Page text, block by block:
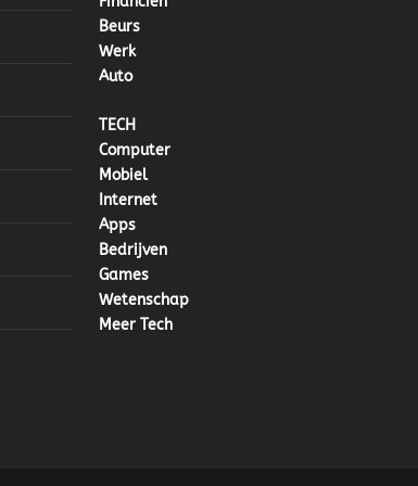
Beurs
Werk
Auto
TECH
Computer
Mobiel
Internet
Apps
Bedrijven
Games
Wetenschap
Meer Tech